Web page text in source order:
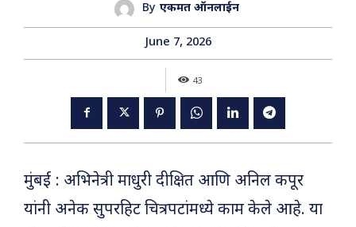
By एकमत ऑनलाईन
June 7, 2026
43
मुंबई : अभिनेत्री माधुरी दीक्षित आणि अनिल कपूर
यांनी अनेक सुपरहिट चित्रपटांमध्ये काम केले आहे. या